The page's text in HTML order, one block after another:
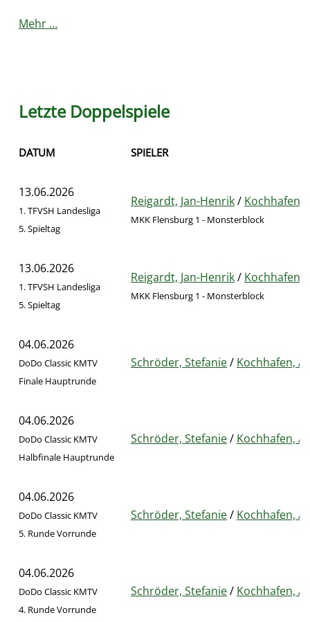
Mehr …
Letzte Doppelspiele
DATUM SPIELER
13.06.2026
1. TFVSH Landesliga
5. Spieltag
Reigardt, Jan-Henrik/ Kochhafen,
MKK Flensburg 1 - Monsterblock
13.06.2026
1. TFVSH Landesliga
5. Spieltag
Reigardt, Jan-Henrik/ Kochhafen,
MKK Flensburg 1 - Monsterblock
04.06.2026
DoDo Classic KMTV
Finale Hauptrunde
Schröder, Stefanie/ Kochhafen,
04.06.2026
DoDo Classic KMTV
Halbfinale Hauptrunde
Schröder, Stefanie/ Kochhafen,
04.06.2026
DoDo Classic KMTV
5. Runde Vorrunde
Schröder, Stefanie/ Kochhafen,
04.06.2026
DoDo Classic KMTV
4. Runde Vorrunde
Schröder, Stefanie/ Kochhafen,